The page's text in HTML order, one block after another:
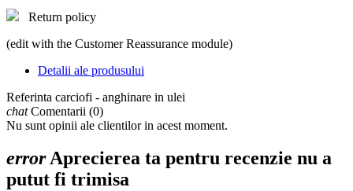
Return policy
(edit with the Customer Reassurance module)
Detalii ale produsului
Referinta carciofi - anghinare in ulei
chatComentarii (0)
Nu sunt opinii ale clientilor in acest moment.
errorAprecierea ta pentru recenzie nu a
putut fi trimisa